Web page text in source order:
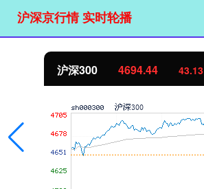
沪深京行情 实时轮播
沪深300 4694.44 43.13